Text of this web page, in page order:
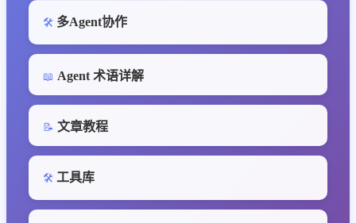
🛠️ 多Agent协作
📖 Agent 术语详解
📝 文章教程
🛠️ 工具库